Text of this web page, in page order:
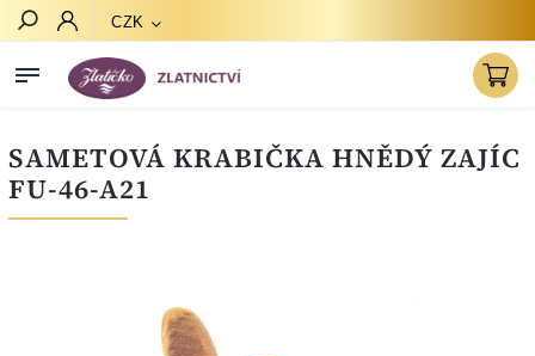
CZK
SAMETOVÁ KRABIČKA HNĚDÝ ZAJÍC
FU-46-A21